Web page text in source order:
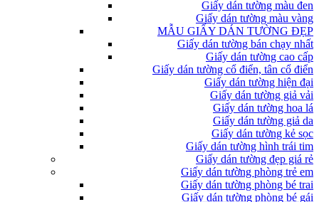
Giấy dán tường màu đen
Giấy dán tường màu vàng
MẪU GIẤY DÁN TƯỜNG ĐẸP
Giấy dán tường bán chạy nhất
Giấy dán tường cao cấp
Giấy dán tường cổ điển, tân cổ điển
Giấy dán tường hiện đại
Giấy dán tường giả vải
Giấy dán tường hoa lá
Giấy dán tường giả da
Giấy dán tường kẻ sọc
Giấy dán tường hình trái tim
Giấy dán tường đẹp giá rẻ
Giấy dán tường phòng trẻ em
Giấy dán tường phòng bé trai
Giấy dán tường phòng bé gái